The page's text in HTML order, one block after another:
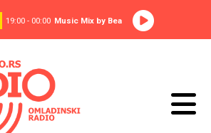
19:00 - 00:00 Music Mix by Bea